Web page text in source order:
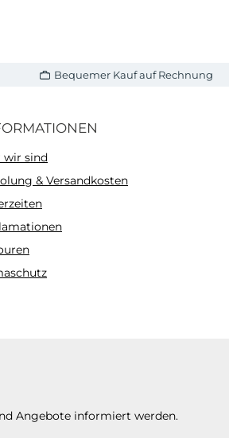
Bequemer Kauf auf Rechnung
wir sind
& Versandkosten
Angebote informiert werden.